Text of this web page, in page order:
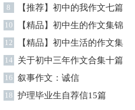
8 【推荐】初中的我作文七篇
10
【精品】初中生的作文集锦
6篇
12
【精品】初中生活的作文集
锦十篇
14 关于初中三年作文合集十篇
16 叙事作文：诚信
18 护理毕业生自荐信15篇